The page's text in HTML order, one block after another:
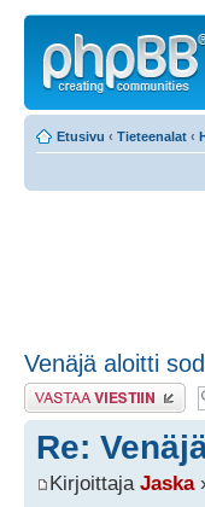
Etusivu ‹ Tieteenalat ‹
Venäjä aloitti
Lähetä vastaus
Re:
Kirjoittaja Jaska